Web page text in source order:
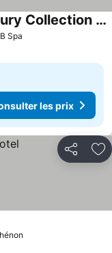
Spa
Hotel Grande Bretagne, a Luxury Collection Hotel, Athens
les prix
Partager